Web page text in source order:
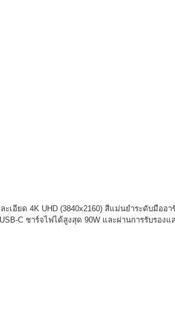
เอียด 4K UHD (3840x2160) สีแม่นยำระดับมืออ
C ชาร์จไฟได้สูงสุด 90W และผ่านการรับรองแ